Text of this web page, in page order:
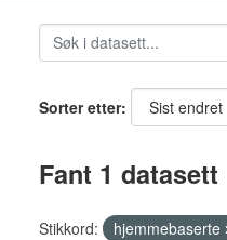
Sorter etter
Fant 1 datasett
Stikkord: hjemmebaserte